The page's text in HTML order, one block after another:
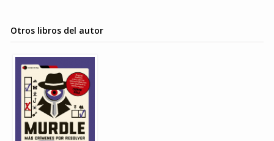
Otros libros del autor